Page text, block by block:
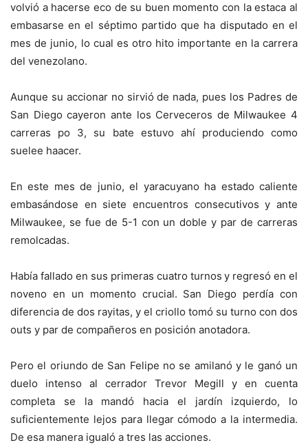
volvió a hacerse eco de su buen momento con la estaca al
embasarse en el séptimo partido que ha disputado en el
mes de junio, lo cual es otro hito importante en la carrera
del venezolano.
Aunque su accionar no sirvió de nada, pues los Padres de
San Diego cayeron ante los Cerveceros de Milwaukee 4
carreras po 3, su bate estuvo ahí produciendo como
suelee haacer.
En este mes de junio, el yaracuyano ha estado caliente
embasándose en siete encuentros consecutivos y ante
Milwaukee, se fue de 5-1 con un doble y par de carreras
remolcadas.
Había fallado en sus primeras cuatro turnos y regresó en el
noveno en un momento crucial. San Diego perdía con
diferencia de dos rayitas, y el criollo tomó su turno con dos
outs y par de compañeros en posición anotadora.
Pero el oriundo de San Felipe no se amilanó y le ganó un
duelo intenso al cerrador Trevor Megill y en cuenta
completa se la mandó hacia el jardín izquierdo, lo
suficientemente lejos para llegar cómodo a la intermedia.
De esa manera igualó a tres las acciones.